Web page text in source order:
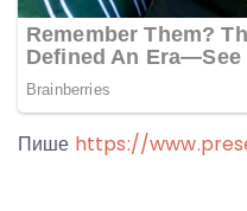
Пише https://